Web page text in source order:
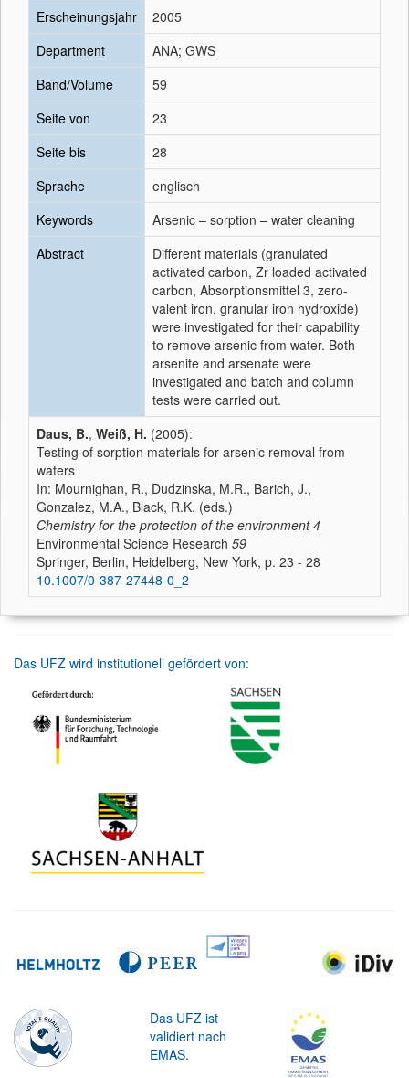
Erscheinungsjahr
2005
Department
ANA; GWS
Band/Volume
59
Seite von
23
Seite bis
28
Sprache
englisch
Keywords
Arsenic – sorption – water cleaning
Abstract
Different materials (granulated
activated carbon, Zr loaded activated
carbon, Absorptionsmittel 3, zero-
valent iron, granular iron hydroxide)
were investigated for their capability
to remove arsenic from water. Both
arsenite and arsenate were
investigated and batch and column
tests were carried out.
Daus, B., Weiß, H. (2005):
Testing of sorption materials for arsenic removal from
waters
In: Mournighan, R., Dudzinska, M.R., Barich, J.,
Gonzalez, M.A., Black, R.K. (eds.)
Chemistry for the protection of the environment 4
Environmental Science Research 59
Springer, Berlin, Heidelberg, New York, p. 23 - 28
10.1007/0-387-27448-0_2
Das UFZ wird institutionell gefördert von:
Das UFZ ist
validiert nach
EMAS.